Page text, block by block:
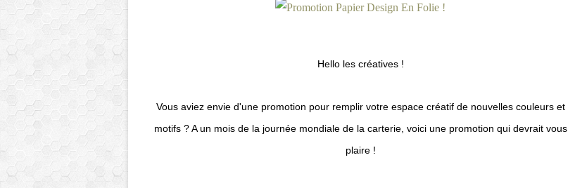
Hello les créatives !
Vous aviez envie d'une promotion pour remplir votre espace créatif de nouvelles couleurs et
motifs ? A un mois de la journée mondiale de la carterie, voici une promotion qui devrait vous
plaire !